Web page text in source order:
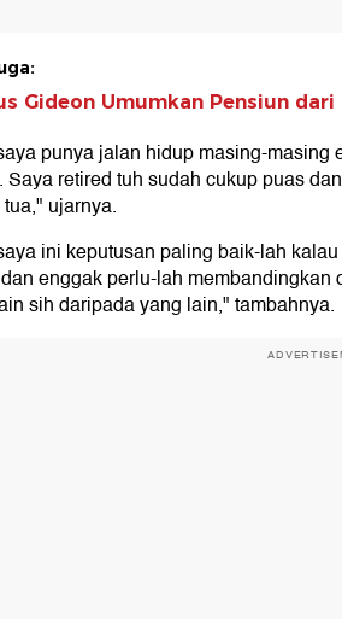
Gideon Umumkan Pensiun
punya jalan hidup masing-
Saya retired tuh sudah cukup puas
ujarnya.
ini keputusan paling baik-lah
enggak perlu-lah
sih daripada yang lain," tambahnya.